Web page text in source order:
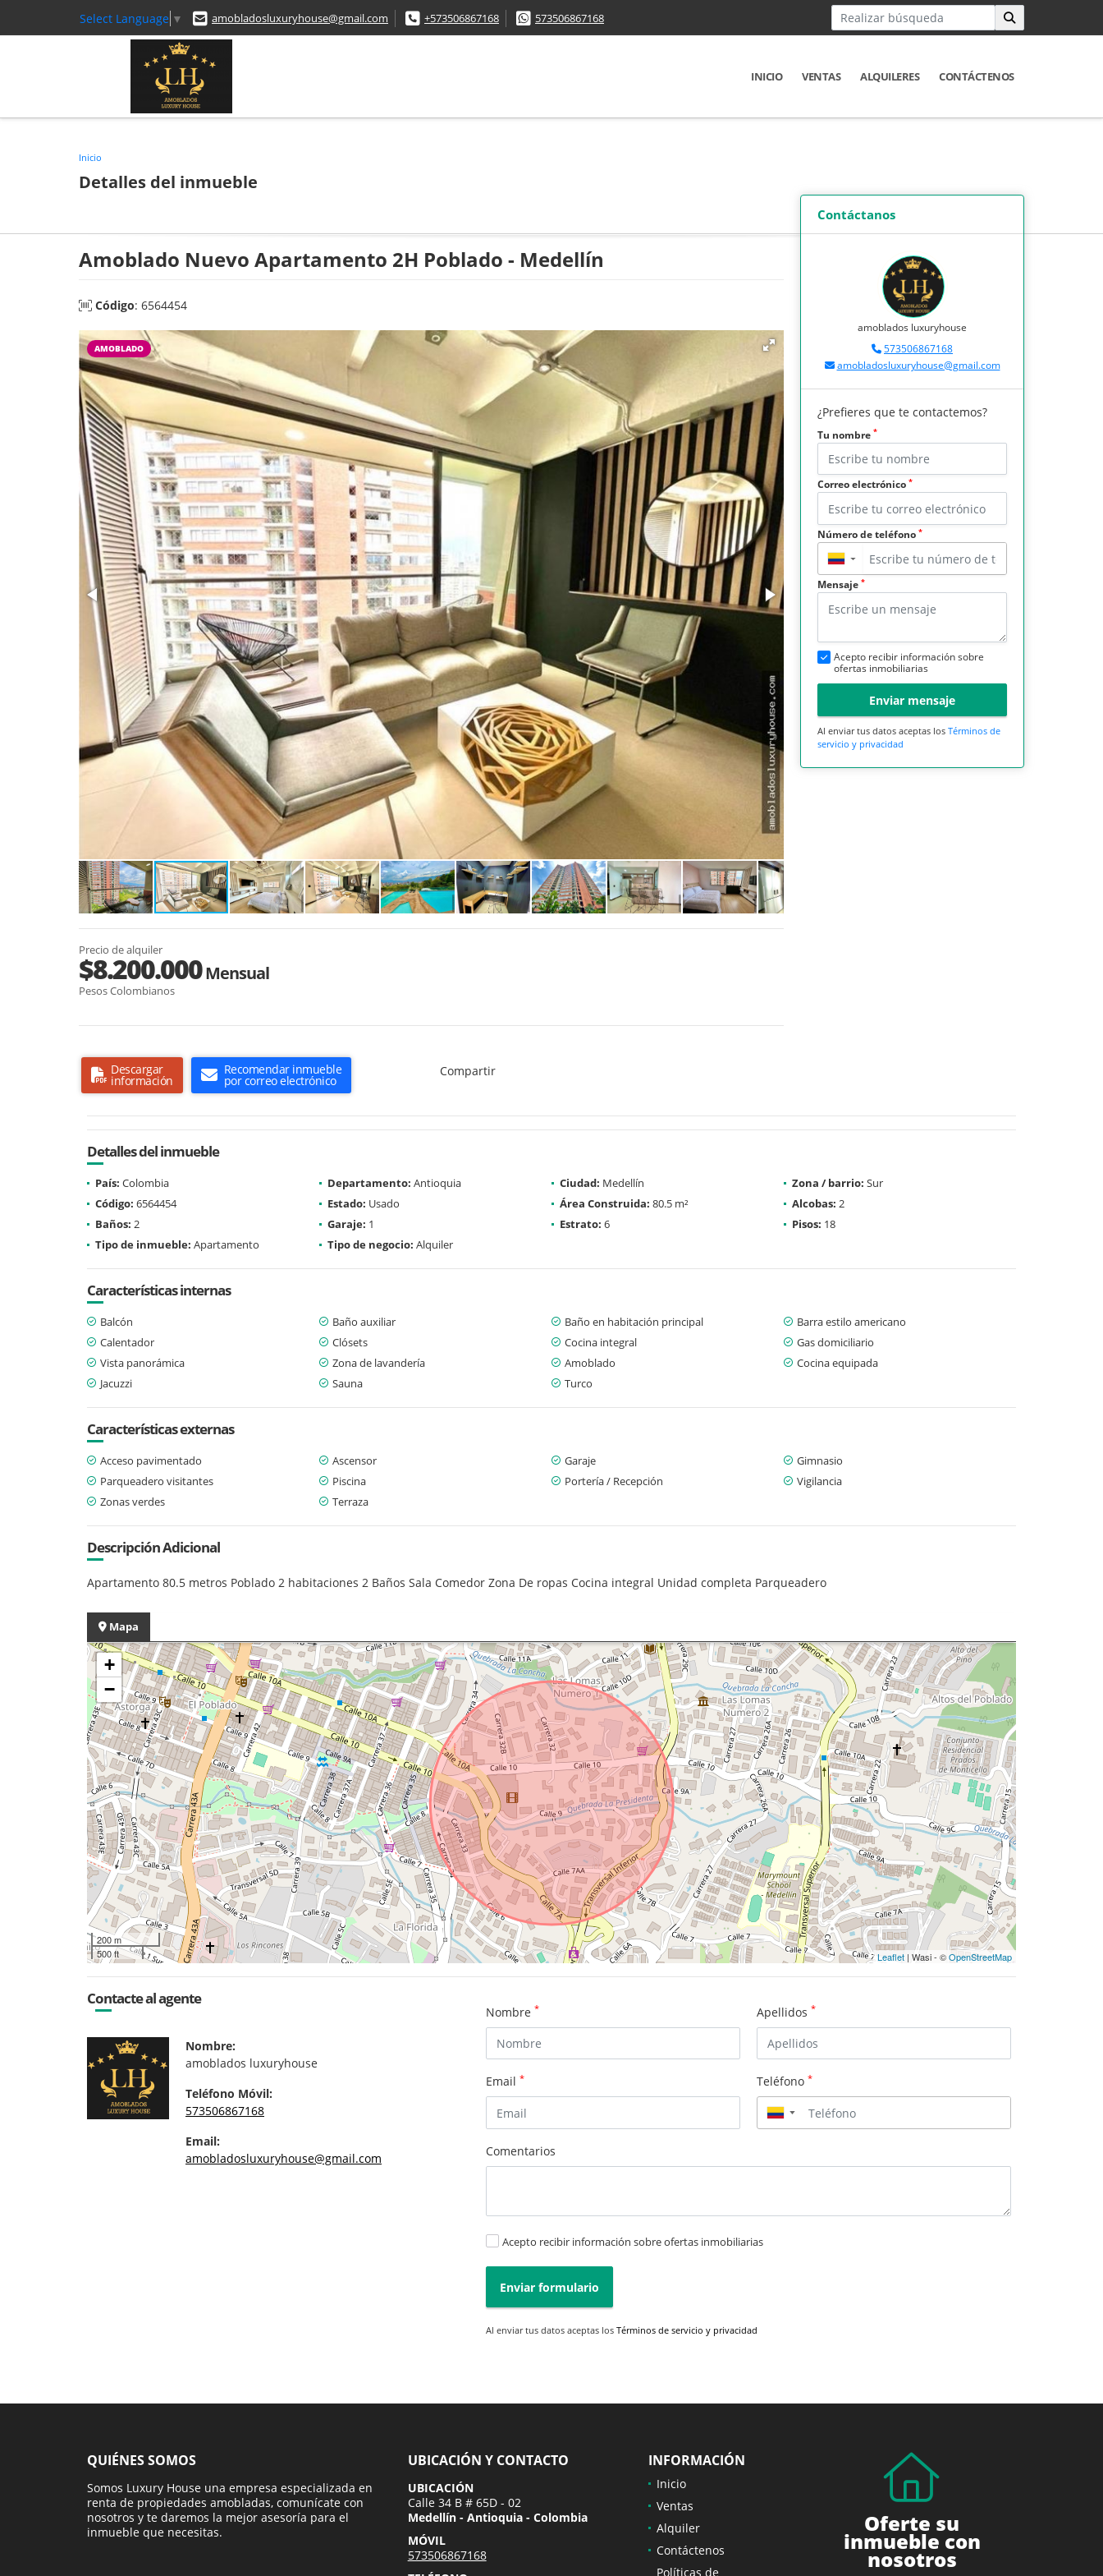
Select Language ▼ amobladosluxuryhouse@gmail.com +573506867168 573506867168
INICIO VENTAS ALQUILERES CONTÁCTENOS
Inicio
Detalles del inmueble
Amoblado Nuevo Apartamento 2H Poblado - Medellín
Código: 6564454
AMOBLADO
Precio de alquiler
$8.200.000Mensual
Pesos Colombianos
Descargar
información
Recomendar inmueble
por correo electrónico
Compartir
Contáctanos
amoblados luxuryhouse
573506867168
amobladosluxuryhouse@gmail.com
¿Prefieres que te contactemos?
Tu nombre *
Correo electrónico *
Número de teléfono *
▼
Mensaje *
Acepto recibir información sobre
ofertas inmobiliarias
Enviar mensaje
Al enviar tus datos aceptas los Términos de
servicio y privacidad
Detalles del inmueble
País: Colombia Departamento: Antioquia Ciudad: Medellín Zona / barrio: Sur
Código: 6564454 Estado: Usado Área Construida: 80.5 m² Alcobas: 2
Baños: 2 Garaje: 1 Estrato: 6 Pisos: 18
Tipo de inmueble: Apartamento Tipo de negocio: Alquiler
Características internas
Balcón Baño auxiliar Baño en habitación principal
Barra estilo americano
Calentador
Clósets Cocina integral
Gas domiciliario
Vista panorámica
Zona de lavandería Amoblado
Cocina equipada
Jacuzzi
Sauna Turco
Características externas
Acceso pavimentado Ascensor Garaje
Gimnasio
Parqueadero visitantes
Piscina Portería / Recepción
Vigilancia
Zonas verdes
Terraza
Descripción Adicional
Apartamento 80.5 metros Poblado 2 habitaciones 2 Baños Sala Comedor Zona De ropas Cocina integral Unidad completa Parqueadero
Mapa
+
−
200 m
500 ft
Leaflet | Wasi - ©OpenStreetMap
Contacte al agente
Nombre:
amoblados luxuryhouse
Teléfono Móvil:
573506867168
Email:
amobladosluxuryhouse@gmail.com
Nombre * Apellidos *
Email * Teléfono *
▼
Comentarios
Acepto recibir información sobre ofertas inmobiliarias
Enviar formulario
Al enviar tus datos aceptas los Términos de servicio y privacidad
QUIÉNES SOMOS
Somos Luxury House una empresa especializada en
renta de propiedades amobladas, comunícate con
nosotros y te daremos la mejor asesoría para el
inmueble que necesitas.
UBICACIÓN Y CONTACTO
UBICACIÓN
Calle 34 B # 65D - 02
Medellín - Antioquia - Colombia
MÓVIL
573506867168
INFORMACIÓN
Inicio
Ventas
Alquiler
Contáctenos
Políticas de
Oferte su
inmueble con
nosotros